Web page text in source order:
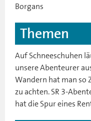
Borgans
Themen
Auf Schneeschuhen
unsere Abenteurer
Wandern hat man so
zu achten. SR 3-
hat die Spur eines